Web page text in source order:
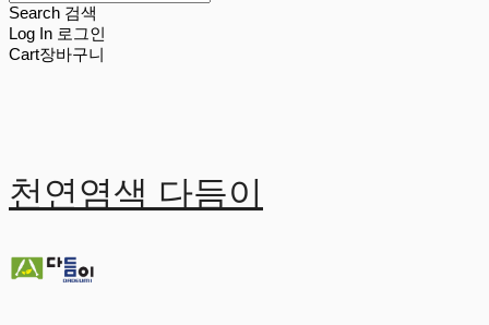
Search 검색
Log In 로그인
Cart장바구니
천연염색 다듬이